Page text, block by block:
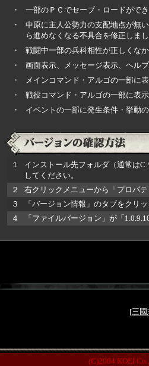
・
一部のＰＣでセーブ・ロードがで
・
中原に主人公勢力の支配地点が無
ら進めなくなる不具合を修正しまし
・
戦闘中一部の兵科相性が正しくな
・
画面表示、メッセージ表示、ヘル
・
メインコマンド・アルゴの一部に
・
戦役コマンド・アルゴの一部に表
・
イベントの一部に発生条件・挙動
１
インストール先フォルダ（通常は
してください。
２
右クリックメニューから「プロパ
３
「バージョン情報」のタブをクリッ
４
「ファイルバージョン」が「
[三
(C)2004 KOEI